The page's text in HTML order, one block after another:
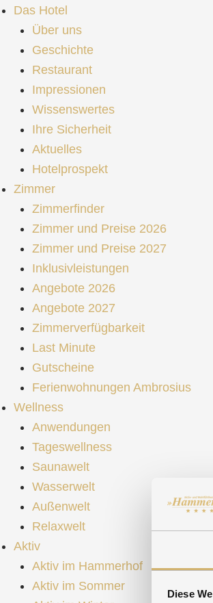
Diese
Das Hotel
Über uns
Geschichte
Restaurant
Impressionen
Wissenswertes
Ihre Sicherheit
Aktuelles
Hotelprospekt
Zimmer
Zimmerfinder
Zimmer und Preise 2026
Zimmer und Preise 2027
Inklusivleistungen
Angebote 2026
Angebote 2027
Zimmerverfügbarkeit
Last Minute
Gutscheine
Ferienwohnungen Ambrosius
Wellness
Anwendungen
Tageswellness
Saunawelt
Wasserwelt
Außenwelt
Relaxwelt
Aktiv
Aktiv im Hammerhof
Aktiv im Sommer